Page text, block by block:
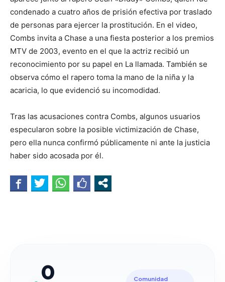
condenado a cuatro años de prisión efectiva por traslado
de personas para ejercer la prostitución. En el video,
Combs invita a Chase a una fiesta posterior a los premios
MTV de 2003, evento en el que la actriz recibió un
reconocimiento por su papel en La llamada. También se
observa cómo el rapero toma la mano de la niña y la
acaricia, lo que evidenció su incomodidad.
Tras las acusaciones contra Combs, algunos usuarios
especularon sobre la posible victimización de Chase,
pero ella nunca confirmó públicamente ni ante la justicia
haber sido acosada por él.
0 Comunidad